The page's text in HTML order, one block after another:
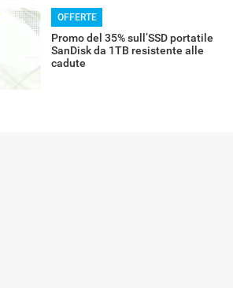
OFFERTE
Promo del 35% sull’SSD portatile
SanDisk da 1TB resistente alle
cadute